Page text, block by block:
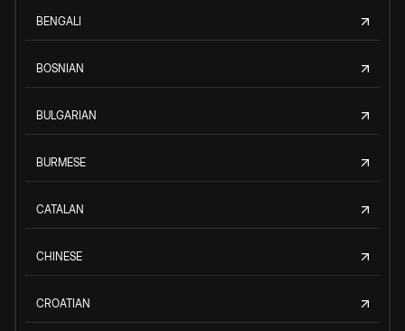
BENGALI
BOSNIAN
BULGARIAN
BURMESE
CATALAN
CHINESE
CROATIAN